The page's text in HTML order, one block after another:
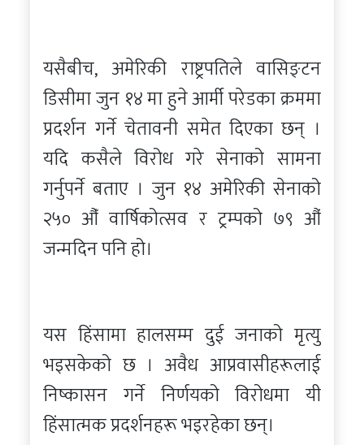
यसैबीच, अमेरिकी राष्ट्रपतिले वासिङ्टन
डिसीमा जुन १४ मा हुने आर्मी परेडका क्रममा
प्रदर्शन गर्ने चेतावनी समेत दिएका छन् ।
यदि कसैले विरोध गरे सेनाको सामना
गर्नुपर्ने बताए । जुन १४ अमेरिकी सेनाको
२५० औँ वार्षिकोत्सव र ट्रम्पको ७९ औं
जन्मदिन पनि हो।
यस हिंसामा हालसम्म दुई जनाको मृत्यु
भइसकेको छ । अवैध आप्रवासीहरूलाई
निष्कासन गर्ने निर्णयको विरोधमा यी
हिंसात्मक प्रदर्शनहरू भइरहेका छन्।